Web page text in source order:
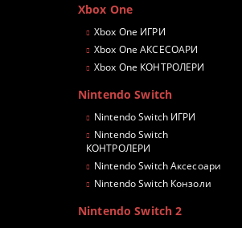
Xbox One
Xbox One ИГРИ
Xbox One АКСЕСОАРИ
Xbox One КОНТРОЛЕРИ
Nintendo Switch
Nintendo Switch ИГРИ
Nintendo Switch
КОНТРОЛЕРИ
Nintendo Switch Аксесоари
Nintendo Switch Конзоли
Nintendo Switch 2